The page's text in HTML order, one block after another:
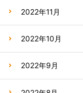
2022年11月
2022年10月
2022年9月